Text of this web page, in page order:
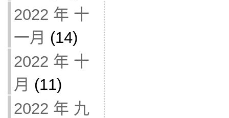
2022 年 十
一月 (14)
2022 年 十
月 (11)
2022 年 九